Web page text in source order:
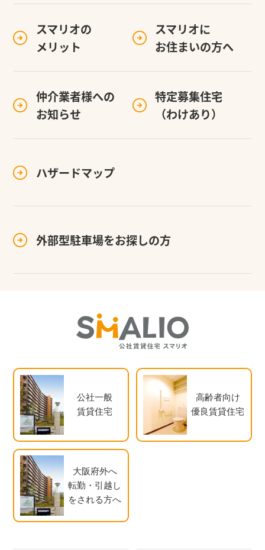
スマリオの
メリット
スマリオに
お住まいの方へ
仲介業者様への
お知らせ
特定募集住宅
（わけあり）
ハザードマップ
外部型駐車場をお探しの方
公社一般
賃貸住宅
高齢者向け
優良賃貸住宅
大阪府外へ
転勤・引越し
をされる方へ